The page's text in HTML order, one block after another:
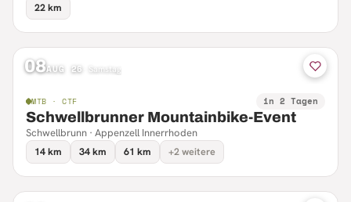
22 km
08AUG 26 Samstag
MTB · CTF in 2 Tagen
Schwellbrunner Mountainbike-Event
Schwellbrunn · Appenzell Innerrhoden
14 km
34 km 61 km +2 weitere